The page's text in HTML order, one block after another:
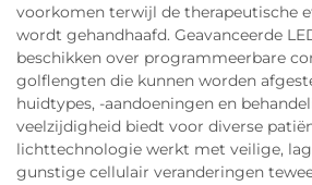
voorkomen terwijl de therapeutische
wordt gehandhaafd. Geavanceerde
beschikken over programmeerbare
golflengten die kunnen worden
huidtypes, -aandoeningen en
veelzijdigheid biedt voor diverse
lichttechnologie werkt met veilige,
gunstige cellulair veranderingen